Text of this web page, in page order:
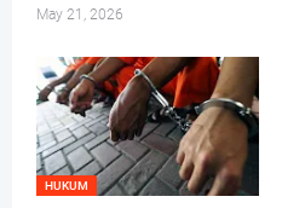
May 21, 2026
HUKUM